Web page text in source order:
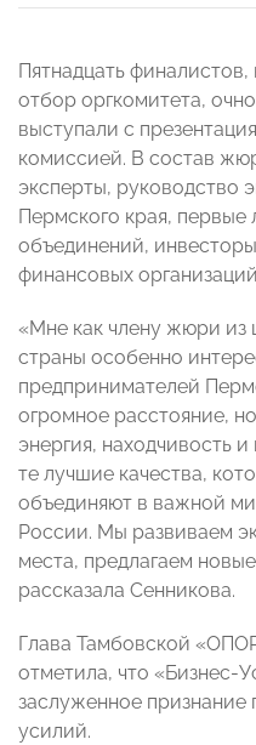
Пятнадцать
отбор оргкомитета,
выступали с
комиссией. В состав
эксперты, руководство
Пермского края,
объединений,
финансовых
«Мне как члену жюри из
страны особенно
предпринимателей
огромное расстояние,
энергия, находчивость
те лучшие качества,
объединяют в важной
России. Мы развиваем
места, предлагаем
рассказала Сенникова.
Глава Тамбовской
отметила, что «Бизнес-
заслуженное признание
усилий.